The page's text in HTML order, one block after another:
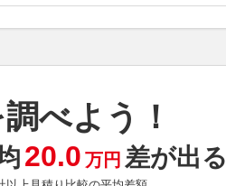
べよう！
20.0 万円 差が出る